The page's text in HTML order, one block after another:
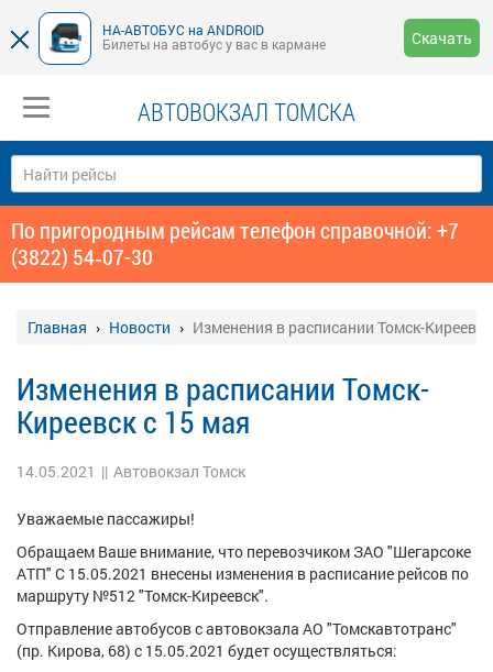
НА-АВТОБУС на ANDROID
Билеты на автобус у вас в кармане
Скачать
АВТОВОКЗАЛ ТОМСКА
По пригородным рейсам телефон справочной: +7
(3822) 54‑07-30
Главная Новости Изменения в расписании Томск-
Изменения в расписании Томск-
Киреевск с 15 мая
14.05.2021 || Автовокзал Томск
Уважаемые пассажиры!
Обращаем Ваше внимание, что перевозчиком ЗАО "Шегарсоке
АТП" С 15.05.2021 внесены изменения в расписание рейсов по
маршруту №512 "Томск-Киреевск".
Отправление автобусов с автовокзала АО "Томскавтотранс"
(пр. Кирова, 68) с 15.05.2021 будет осуществляться: